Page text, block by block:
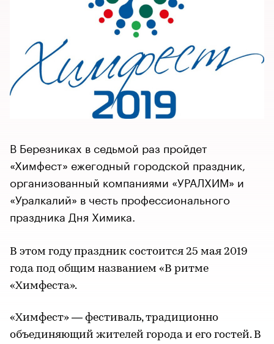
В Березниках в седьмой раз пройдет
«Химфест» ежегодный городской праздник,
организованный компаниями «УРАЛХИМ» и
«Уралкалий» в честь профессионального
праздника Дня Химика.
В этом году праздник состоится 25 мая 2019
года под общим названием «В ритме
«Химфеста».
«Химфест» — фестиваль, традиционно
объединяющий жителей города и его гостей. В